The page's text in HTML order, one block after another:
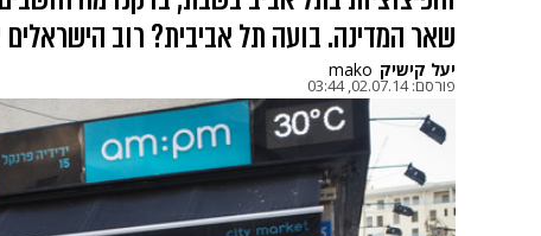
שאר המדינה. בועה תל אביבית? רוב
יעל קישיק mako
פורסם:02.07.14, 03:44